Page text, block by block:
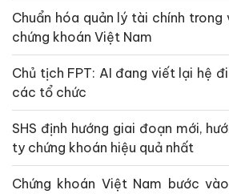
Chuẩn hóa quản lý tài chính trong
chứng khoán Việt Nam
Chủ tịch FPT: AI đang viết lại hệ
các tổ chức
SHS định hướng giai đoạn mới,
ty chứng khoán hiệu quả nhất
Chứng khoán Việt Nam bước